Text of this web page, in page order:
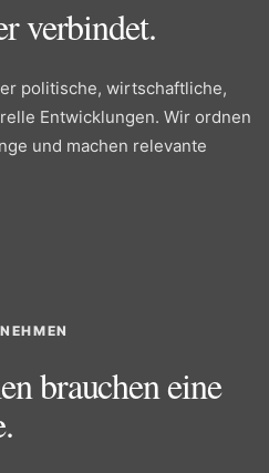
verbindet.
politische, wirtschaftliche,
Entwicklungen. Wir ordnen
und machen relevante
brauchen eine